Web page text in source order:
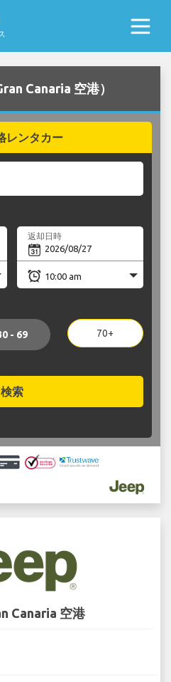
Canaria 空港）
レンタカー
返却日時
- 69 70+
検索
Canaria 空港